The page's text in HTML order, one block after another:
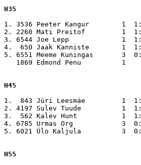
H35
1. 3536 Peeter Kangur        1
2. 2260 Mati Preitof         1
3. 6544 Joe Lepp             1
4.  650 Jaak Kanniste        1
5. 6551 Meeme Kuningas       3
1869 Edmond Penu          1
H45
1.  843 Jüri Leesmäe         1
2. 4197 Sulev Tuude          1
3.  562 Kalev Hunt           1
4. 6785 Urmas Org            3
5. 6021 Ülo Kaljula          3
H55